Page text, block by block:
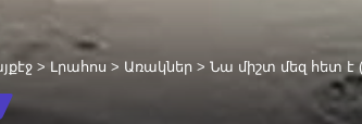
> Լրահոս > Առակներ > Նա միշտ մեզ հետ է